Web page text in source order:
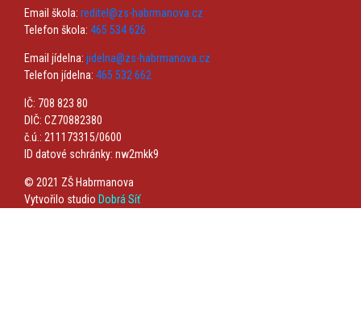
Email škola: reditel@zs-habrmanova.cz
Telefon škola: 465 534 626
Email jídelna: jidelna@zs-habrmanova.cz
Telefon jídelna: 465 532 662
IČ: 708 823 80
DIČ: CZ70882380
č.ú.: 211173315/0600
ID datové schránky: nw2mkk9
© 2021 ZŠ Habrmanova
Vytvořilo studio Dobrá Síť